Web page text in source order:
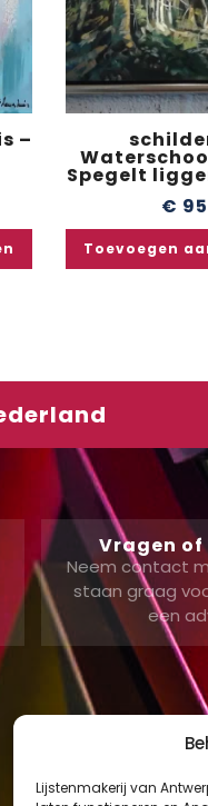
Lijstenmakerij van
–
Spegelt
€
Toevoegen
Vragen of
Neem contact
staan graag
een